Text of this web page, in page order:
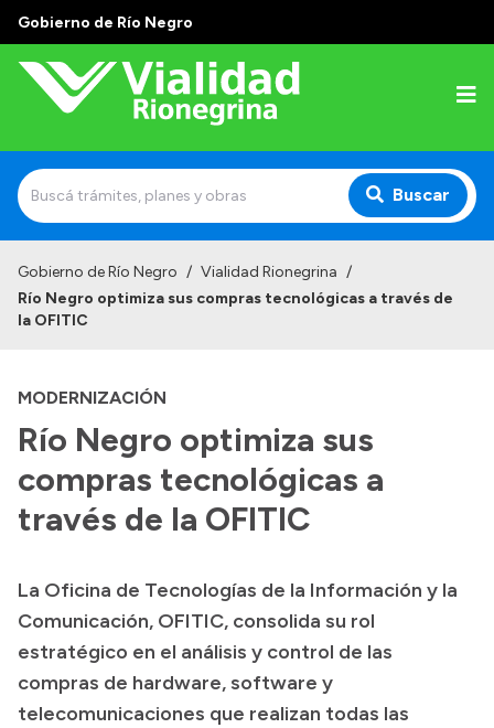
Gobierno de Río Negro
Buscar
Institucional
Autoridades
Delegaciones
Normativa
Historia Vial
Mi Vial
Recibos de sueldo
Correo oficial
Gobierno de Río Negro / Vialidad Rionegrina /
Río Negro optimiza sus compras tecnológicas a través de
la OFITIC
MODERNIZACIÓN
Río Negro optimiza sus
compras tecnológicas a
través de la OFITIC
La Oficina de Tecnologías de la Información y la
Comunicación, OFITIC, consolida su rol
estratégico en el análisis y control de las
compras de hardware, software y
telecomunicaciones que realizan todas las